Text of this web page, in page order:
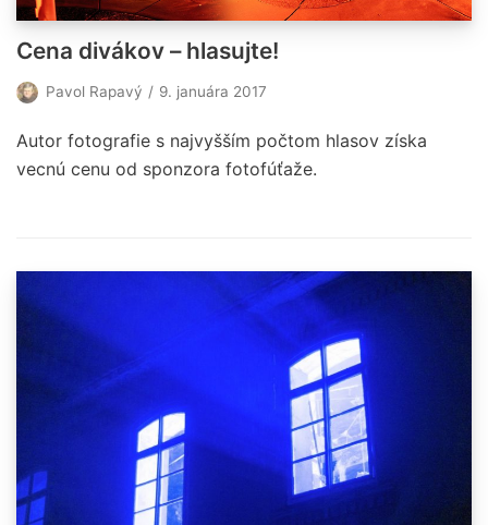
Cena divákov – hlasujte!
Pavol Rapavý 9. januára 2017
Autor fotografie s najvyšším počtom hlasov získa
vecnú cenu od sponzora fotofúťaže.